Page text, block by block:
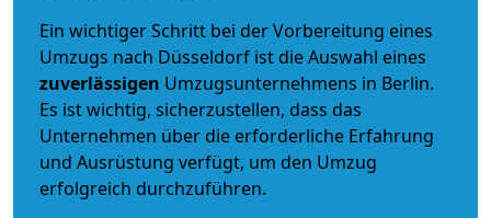
Ein wichtiger Schritt bei der Vorbereitung eines
Umzugs nach Düsseldorf ist die Auswahl eines
zuverlässigen Umzugsunternehmens in Berlin.
Es ist wichtig, sicherzustellen, dass das
Unternehmen über die erforderliche Erfahrung
und Ausrüstung verfügt, um den Umzug
erfolgreich durchzuführen.